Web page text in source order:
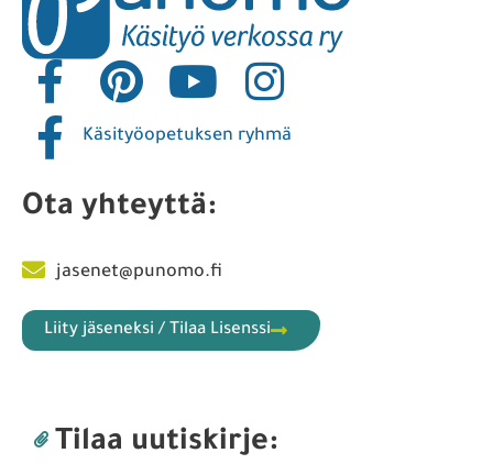
Käsityöopetuksen ryhmä
Ota yhteyttä:
jasenet@punomo.fi
Liity jäseneksi / Tilaa Lisenssi
Tilaa uutiskirje: